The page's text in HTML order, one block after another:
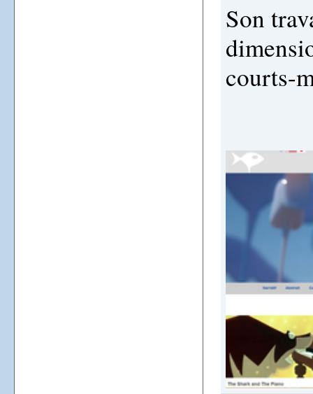
Son
courts-